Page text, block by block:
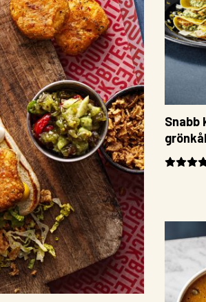
Snabb
grönkål